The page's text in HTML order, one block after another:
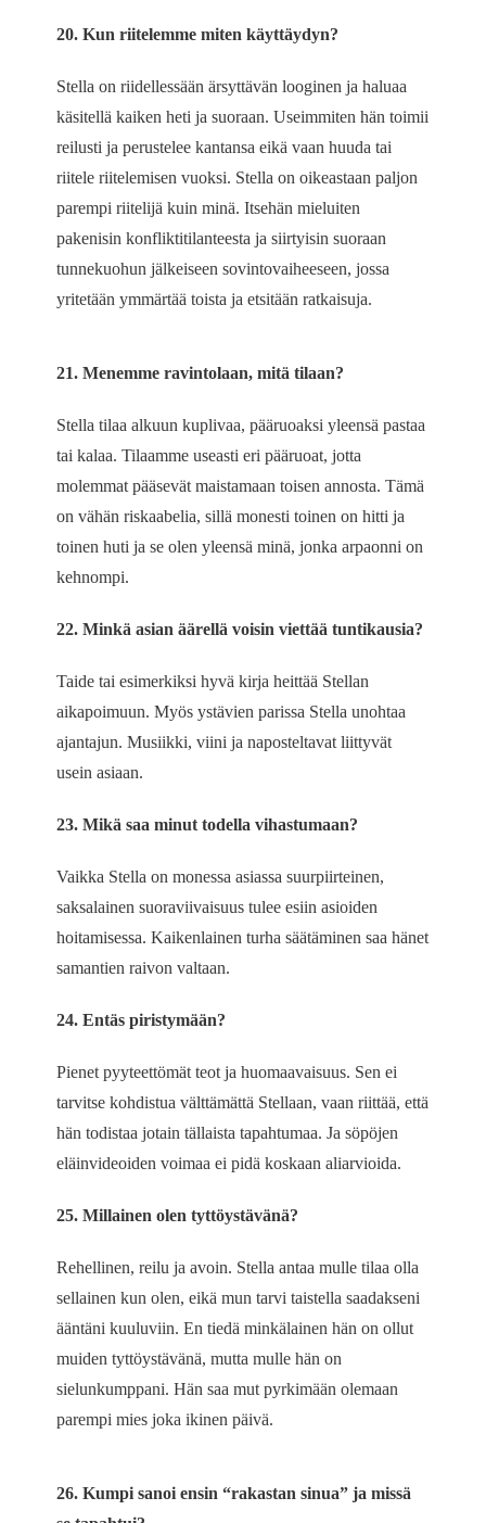
20. Kun riitelemme miten käyttäydyn?
Stella on riidellessään ärsyttävän looginen ja haluaa
käsitellä kaiken heti ja suoraan. Useimmiten hän toimii
reilusti ja perustelee kantansa eikä vaan huuda tai
riitele riitelemisen vuoksi. Stella on oikeastaan paljon
parempi riitelijä kuin minä. Itsehän mieluiten
pakenisin konfliktitilanteesta ja siirtyisin suoraan
tunnekuohun jälkeiseen sovintovaiheeseen, jossa
yritetään ymmärtää toista ja etsitään ratkaisuja.
21. Menemme ravintolaan, mitä tilaan?
Stella tilaa alkuun kuplivaa, pääruoaksi yleensä pastaa
tai kalaa. Tilaamme useasti eri pääruoat, jotta
molemmat pääsevät maistamaan toisen annosta. Tämä
on vähän riskaabelia, sillä monesti toinen on hitti ja
toinen huti ja se olen yleensä minä, jonka arpaonni on
kehnompi.
22. Minkä asian äärellä voisin viettää tuntikausia?
Taide tai esimerkiksi hyvä kirja heittää Stellan
aikapoimuun. Myös ystävien parissa Stella unohtaa
ajantajun. Musiikki, viini ja naposteltavat liittyvät
usein asiaan.
23. Mikä saa minut todella vihastumaan?
Vaikka Stella on monessa asiassa suurpiirteinen,
saksalainen suoraviivaisuus tulee esiin asioiden
hoitamisessa. Kaikenlainen turha säätäminen saa hänet
samantien raivon valtaan.
24. Entäs piristymään?
Pienet pyyteettömät teot ja huomaavaisuus. Sen ei
tarvitse kohdistua välttämättä Stellaan, vaan riittää, että
hän todistaa jotain tällaista tapahtumaa. Ja söpöjen
eläinvideoiden voimaa ei pidä koskaan aliarvioida.
25. Millainen olen tyttöystävänä?
Rehellinen, reilu ja avoin. Stella antaa mulle tilaa olla
sellainen kun olen, eikä mun tarvi taistella saadakseni
ääntäni kuuluviin. En tiedä minkälainen hän on ollut
muiden tyttöystävänä, mutta mulle hän on
sielunkumppani. Hän saa mut pyrkimään olemaan
parempi mies joka ikinen päivä.
26. Kumpi sanoi ensin “rakastan sinua” ja missä